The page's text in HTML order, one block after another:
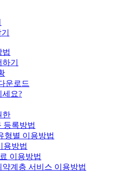
법
기
운로드
세요?
한
등록방법
형별 이용방법
용방법
이용방법
약계층 서비스 이용방법